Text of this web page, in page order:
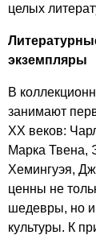
целых
экземпляры
В
занимают
XX веков:
Марка Твена,
Хемингуэя,
ценны не
шедевры, но и
культуры. К